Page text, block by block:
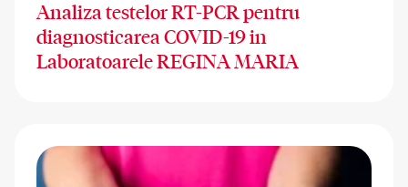
Analiza testelor RT-PCR pentru
diagnosticarea COVID-19 in
Laboratoarele REGINA MARIA